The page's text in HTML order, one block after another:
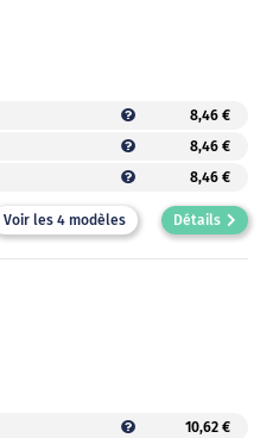
8,46 €
8,46 €
8,46 €
Voir les 4 modèles Détails
10,62 €